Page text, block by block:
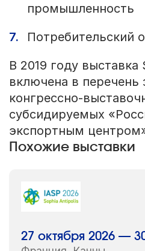
промышленность
Потребительский
В 2019 году выставка
включена в перечень
конгрессно-
субсидируемых
экспортным
Похожие выставки
27 октября 2026 —